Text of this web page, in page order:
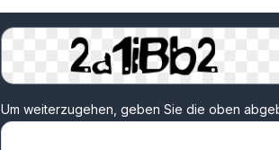
Um weiterzugehen, geben Sie die oben